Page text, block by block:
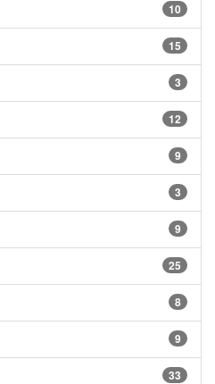
10
15
3
12
9
3
9
25
8
9
33